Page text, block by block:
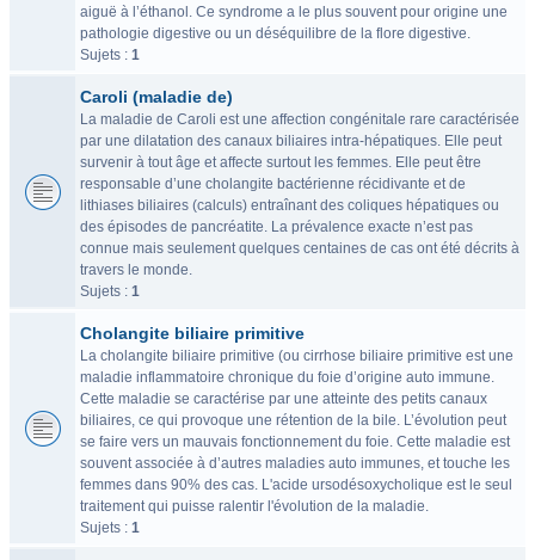
aiguë à l’éthanol. Ce syndrome a le plus souvent pour origine une
pathologie digestive ou un déséquilibre de la flore digestive.
Sujets : 1
Caroli (maladie de)
La maladie de Caroli est une affection congénitale rare caractérisée
par une dilatation des canaux biliaires intra-hépatiques. Elle peut
survenir à tout âge et affecte surtout les femmes. Elle peut être
responsable d’une cholangite bactérienne récidivante et de
lithiases biliaires (calculs) entraînant des coliques hépatiques ou
des épisodes de pancréatite. La prévalence exacte n’est pas
connue mais seulement quelques centaines de cas ont été décrits à
travers le monde.
Sujets : 1
Cholangite biliaire primitive
La cholangite biliaire primitive (ou cirrhose biliaire primitive est une
maladie inflammatoire chronique du foie d’origine auto immune.
Cette maladie se caractérise par une atteinte des petits canaux
biliaires, ce qui provoque une rétention de la bile. L’évolution peut
se faire vers un mauvais fonctionnement du foie. Cette maladie est
souvent associée à d’autres maladies auto immunes, et touche les
femmes dans 90% des cas. L'acide ursodésoxycholique est le seul
traitement qui puisse ralentir l'évolution de la maladie.
Sujets : 1